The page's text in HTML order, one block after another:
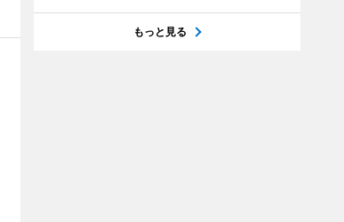
もっと見る